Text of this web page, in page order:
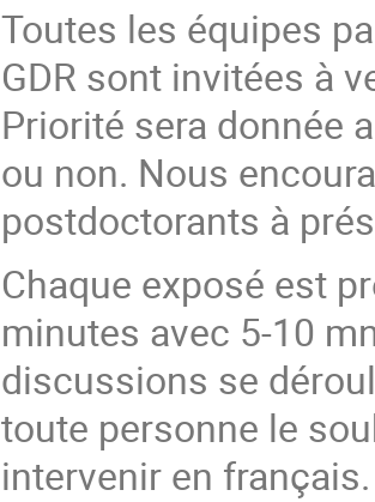
Toutes les équipes
GDR sont invitées à
Priorité sera donnée
ou non. Nous
postdoctorants à
Chaque exposé est
minutes avec 5-10
discussions se
toute personne le
intervenir en français.